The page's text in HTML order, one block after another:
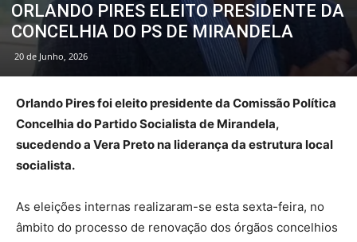
ORLANDO PIRES ELEITO PRESIDENTE DA
CONCELHIA DO PS DE MIRANDELA
20 de Junho, 2026
Orlando Pires foi eleito presidente da Comissão Política
Concelhia do Partido Socialista de Mirandela,
sucedendo a Vera Preto na liderança da estrutura local
socialista.
As eleições internas realizaram-se esta sexta-feira, no
âmbito do processo de renovação dos órgãos concelhios